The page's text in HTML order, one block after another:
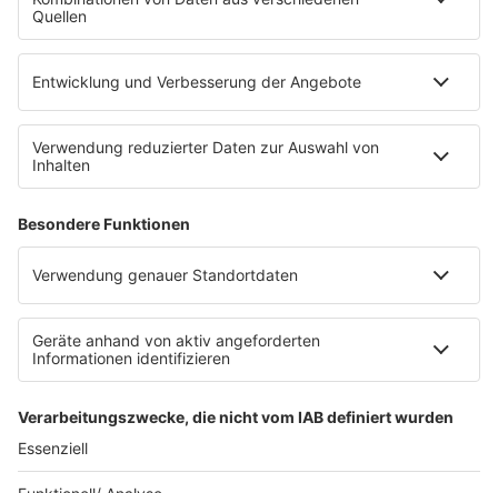
Datenschutzeinstellungen
Impressum
Nutzungsbedingungen
Stromvergleich
Werbung buchen
Moderatoren buchen